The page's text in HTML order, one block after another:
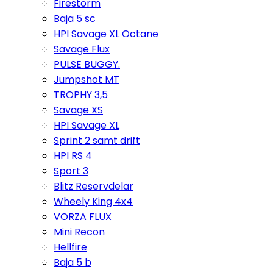
Firestorm
Baja 5 sc
HPI Savage XL Octane
Savage Flux
PULSE BUGGY.
Jumpshot MT
TROPHY 3,5
Savage XS
HPI Savage XL
Sprint 2 samt drift
HPI RS 4
Sport 3
Blitz Reservdelar
Wheely King 4x4
VORZA FLUX
Mini Recon
Hellfire
Baja 5 b